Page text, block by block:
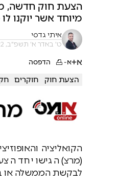
הצעת חוק חדשה,
מיוחד אשר יוקנו
איתי גדסי
ט' באדר א׳ תשפ"ב, 10/02/22 06:44
א+א- הדפסה
הצעת חוק חוקרים
הקואליציה
(מרצ) הגישו יחד
לבקשת הממשלה או